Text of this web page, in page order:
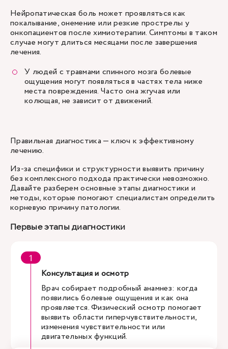
Нейропатическая боль может проявляться как
покалывание, онемение или резкие прострелы у
онкопациентов после химиотерапии. Симптомы в таком
случае могут длиться месяцами после завершения
лечения.
У людей с травмами спинного мозга болевые
ощущения могут появляться в частях тела ниже
места повреждения. Часто она жгучая или
колющая, не зависит от движений.
Правильная диагностика — ключ к эффективному
лечению.
Из-за специфики и структурности выявить причину
без комплексного подхода практически невозможно.
Давайте разберем основные этапы диагностики и
методы, которые помогают специалистам определить
корневую причину патологии.
Первые этапы диагностики
Консультация и осмотр
Врач собирает подробный анамнез: когда
появились болевые ощущения и как она
проявляется. Физический осмотр помогает
выявить области гиперчувствительности,
изменения чувствительности или
двигательных функций.